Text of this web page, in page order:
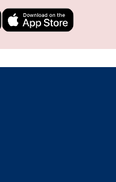
activation.
can scan
ださい。